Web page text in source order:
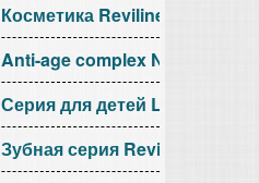
Косметика Reviline
Anti-age complex NB
Серия для детей Little
Зубная серия Revidont